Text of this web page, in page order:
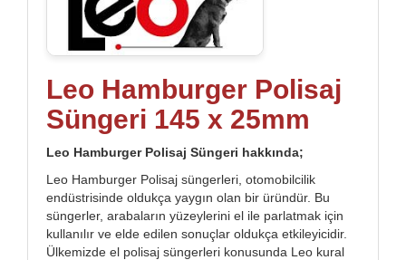
Leo Hamburger Polisaj
Süngeri​ 145 x 25mm
Leo Hamburger Polisaj Süngeri​​ hakkında;
Leo Hamburger Polisaj süngerleri, otomobilcilik
endüstrisinde oldukça yaygın olan bir üründür. Bu
süngerler, arabaların yüzeylerini el ile parlatmak için
kullanılır ve elde edilen sonuçlar oldukça etkileyicidir.
Ülkemizde el polisaj süngerleri konusunda Leo kural